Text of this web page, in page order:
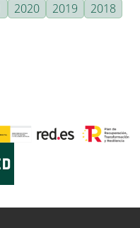
2020 2019
2018